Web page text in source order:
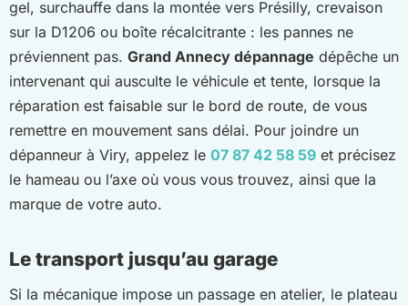
gel, surchauffe dans la montée vers Présilly, crevaison
sur la D1206 ou boîte récalcitrante : les pannes ne
préviennent pas. Grand Annecy dépannage dépêche un
intervenant qui ausculte le véhicule et tente, lorsque la
réparation est faisable sur le bord de route, de vous
remettre en mouvement sans délai. Pour joindre un
dépanneur à Viry, appelez le 07 87 42 58 59 et précisez
le hameau ou l’axe où vous vous trouvez, ainsi que la
marque de votre auto.
Le transport jusqu’au garage
Si la mécanique impose un passage en atelier, le plateau